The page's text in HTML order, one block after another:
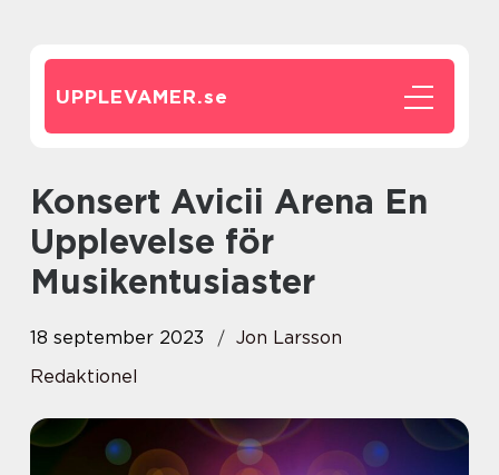
UPPLEVAMER.se
Konsert Avicii Arena En
Upplevelse för
Musikentusiaster
18 september 2023
Jon Larsson
Redaktionel